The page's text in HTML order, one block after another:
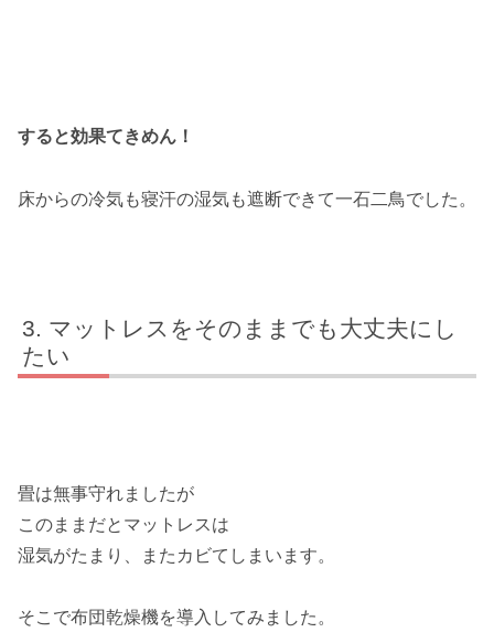
すると効果てきめん！
床からの冷気も寝汗の湿気も遮断できて一石二鳥でした。
マットレスをそのままでも大丈夫にし
たい
畳は無事守れましたが
このままだとマットレスは
湿気がたまり、またカビてしまいます。
そこで布団乾燥機を導入してみました。